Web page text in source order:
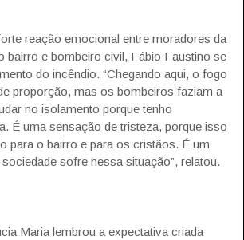
reação emocional entre moradores da
bairro e bombeiro civil, Fábio Faustino se
do incêndio. “Chegando aqui, o fogo
proporção, mas os bombeiros faziam a
no isolamento porque tenho
É uma sensação de tristeza, porque isso
para o bairro e para os cristãos. É um
sofre nessa situação”, relatou.
Maria lembrou a expectativa criada